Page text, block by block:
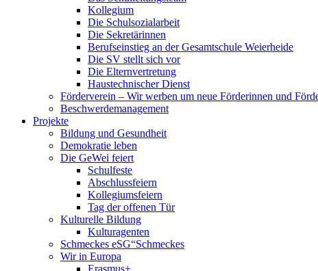
Kollegium
Die Schulsozialarbeit
Die Sekretärinnen
Berufseinstieg an der Gesamtschule Weierheide
Die SV stellt sich vor
Die Elternvertretung
Haustechnischer Dienst
Förderverein – Wir werben um neue Förderinnen und
Beschwerdemanagement
Projekte
Bildung und Gesundheit
Demokratie leben
Die GeWei feiert
Schulfeste
Abschlussfeiern
Kollegiumsfeiern
Tag der offenen Tür
Kulturelle Bildung
Kulturagenten
Schmeckes eSG“Schmeckes
Wir in Europa